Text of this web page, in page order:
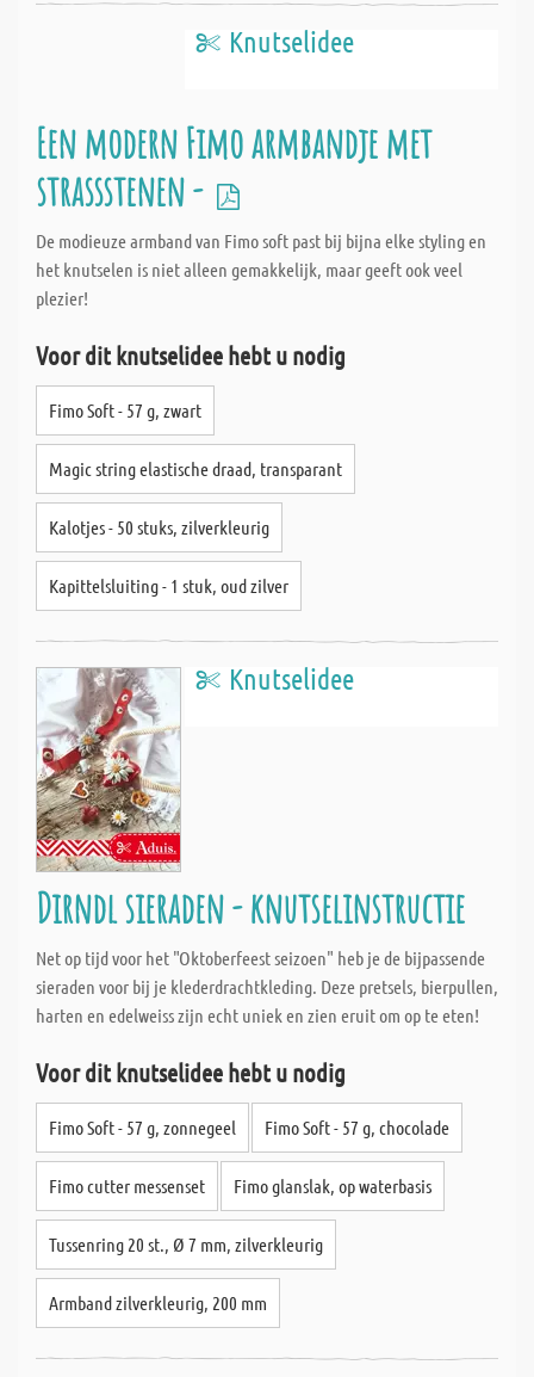
Knutselidee
Een modern Fimo armbandje met
strassstenen -
De modieuze armband van Fimo soft past bij bijna elke styling en
het knutselen is niet alleen gemakkelijk, maar geeft ook veel
plezier!
Voor dit knutselidee hebt u nodig
Fimo Soft - 57 g, zwart
Magic string elastische draad, transparant
Kalotjes - 50 stuks, zilverkleurig
Kapittelsluiting - 1 stuk, oud zilver
Knutselidee
Dirndl sieraden - knutselinstructie
Net op tijd voor het "Oktoberfeest seizoen" heb je de bijpassende
sieraden voor bij je klederdrachtkleding. Deze pretsels, bierpullen,
harten en edelweiss zijn echt uniek en zien eruit om op te eten!
Voor dit knutselidee hebt u nodig
Fimo Soft - 57 g, zonnegeel Fimo Soft - 57 g, chocolade
Fimo cutter messenset Fimo glanslak, op waterbasis
Tussenring 20 st., Ø 7 mm, zilverkleurig
Armband zilverkleurig, 200 mm